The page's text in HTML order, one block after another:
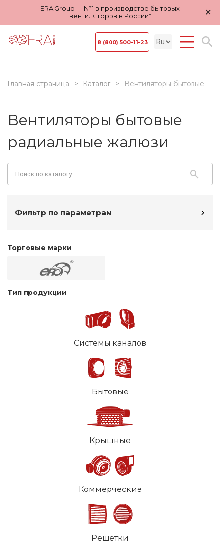
ERA Group — №1 в производстве бытовых
вентиляторов в России*
×
8 (800) 500-11-23
Главная страница Каталог Вентиляторы бытовые
Вентиляторы бытовые
радиальные жалюзи
Фильтр по параметрам
Торговые марки
Тип продукции
Системы каналов
Бытовые
Крышные
Коммерческие
Решетки